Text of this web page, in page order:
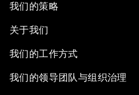
我们的策略
关于我们
我们的工作方式
我们的领导团队与组织治理